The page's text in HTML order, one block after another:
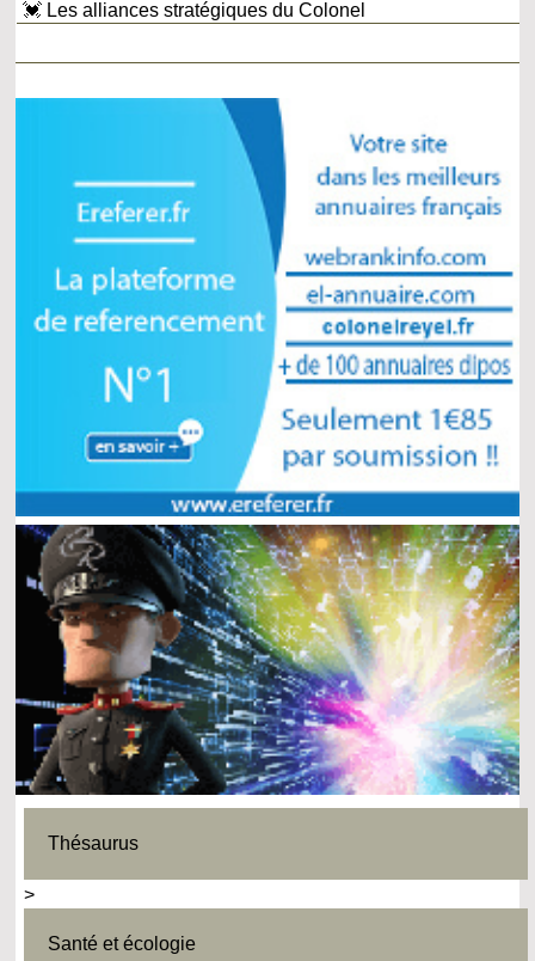
💓 Les alliances stratégiques du Colonel
Thésaurus
>
Santé et écologie